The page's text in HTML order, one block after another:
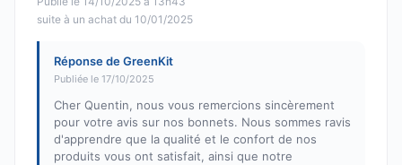
suite à un achat du 10/01/2025
Réponse de GreenKit
Publiée le 17/10/2025
Cher Quentin, nous vous remercions sincèrement
pour votre avis sur nos bonnets. Nous sommes ravis
d'apprendre que la qualité et le confort de nos
produits vous ont satisfait, ainsi que notre